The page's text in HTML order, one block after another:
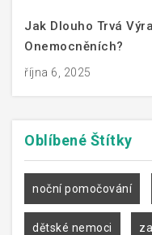
Jak Dlouho Trvá
Onemocněních?
října 6, 2025
Oblíbené Štítky
noční pomočování
dětské nemoci